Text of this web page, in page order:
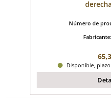
Número de
Fabricante:
Disponible,